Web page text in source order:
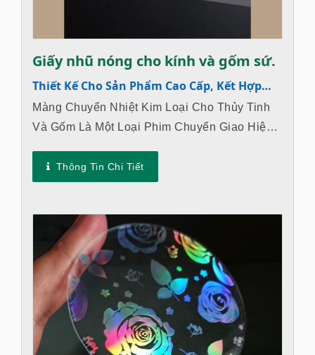
Giấy nhũ nóng cho kính và gốm sứ.
Thiết Kế Cho Sản Phẩm Cao Cấp, Kết Hợp
Giữa Sang Trọng Và Độ Bền.
Màng Chuyển Nhiệt Kim Loại Cho Thủy Tinh
Và Gốm Là Một Loại Phim Chuyển Giao Hiệu
Trình Đóng Dấu Nóng Trên Thủy Tinh...
Thông Tin Chi Tiết